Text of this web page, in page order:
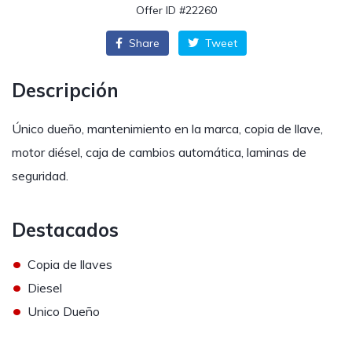
Offer ID #22260
Share Tweet
Descripción
Único dueño, mantenimiento en la marca, copia de llave,
motor diésel, caja de cambios automática, laminas de
seguridad.
Destacados
• Copia de llaves
• Diesel
• Unico Dueño